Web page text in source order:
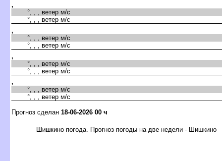
,
°, , , ветер м/с
°, , , ветер м/с
,
°, , , ветер м/с
°, , , ветер м/с
,
°, , , ветер м/с
°, , , ветер м/с
,
°, , , ветер м/с
°, , , ветер м/с
Прогноз сделан 18-06-2026 00 ч
Шишкино погода. Прогноз погоды на две недели - Шишкино